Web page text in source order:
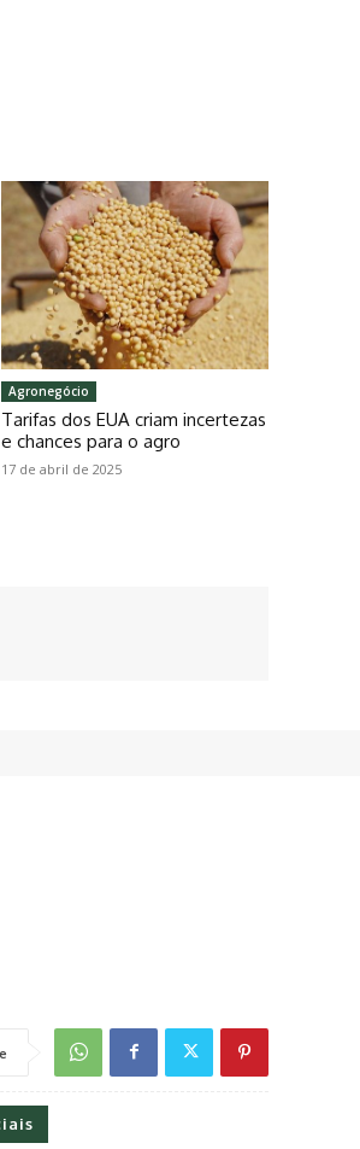
Agronegócio
Tarifas dos EUA criam incertezas
e chances para o agro
17 de abril de 2025